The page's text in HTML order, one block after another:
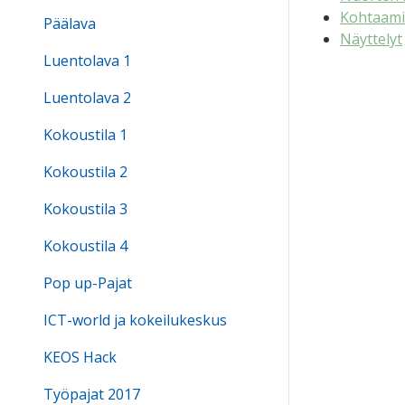
Näyttelyt
Päälava
Luentolava 1
Luentolava 2
Kokoustila 1
Kokoustila 2
Kokoustila 3
Kokoustila 4
Pop up-Pajat
ICT-world ja kokeilukeskus
KEOS Hack
Työpajat 2017